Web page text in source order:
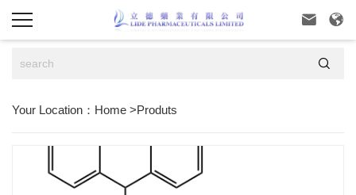
 

Your Location： Home >Produts